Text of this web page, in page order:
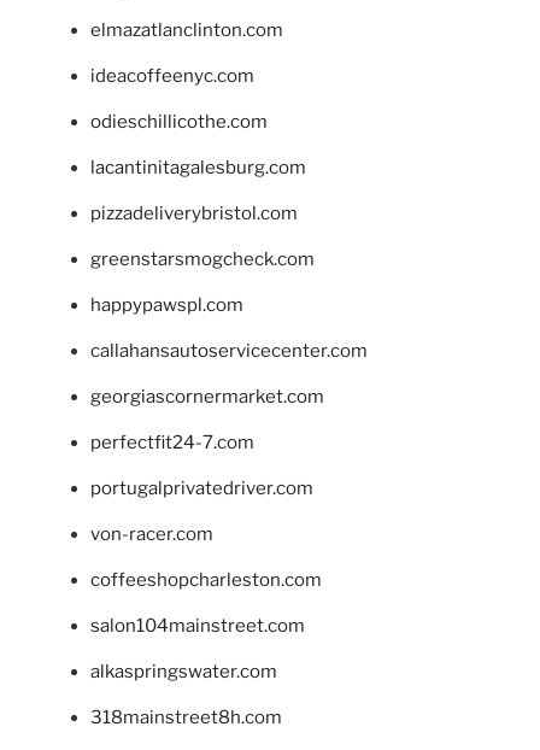
elmazatlanclinton.com
ideacoffeenyc.com
odieschillicothe.com
lacantinitagalesburg.com
pizzadeliverybristol.com
greenstarsmogcheck.com
happypawspl.com
callahansautoservicecenter.com
georgiascornermarket.com
perfectfit24-7.com
portugalprivatedriver.com
von-racer.com
coffeeshopcharleston.com
salon104mainstreet.com
alkaspringswater.com
318mainstreet8h.com